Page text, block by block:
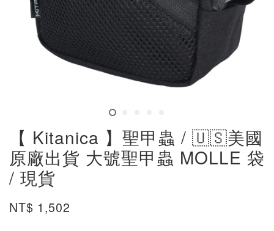
【 Kitanica 】聖甲蟲 / 🇺🇸美國
原廠出貨 大號聖甲蟲 MOLLE 袋
/ 現貨
NT$ 1,502